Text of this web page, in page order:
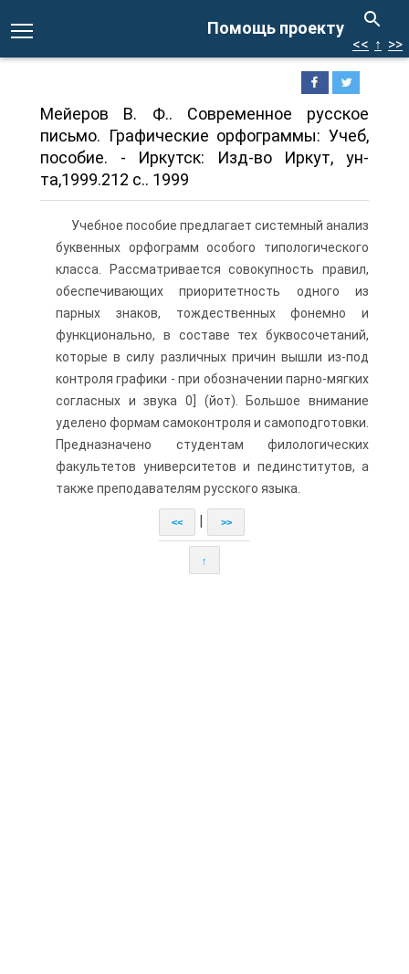
Помощь проекту
<< ↑ >>
Мейеров В. Ф.. Современное русское
письмо. Графические орфограммы: Учеб,
пособие. - Иркутск: Изд-во Иркут, ун-
та,1999.212 с.. 1999
Учебное пособие предлагает системный анализ
буквенных орфограмм особого типологического
класса. Рассматривается совокупность правил,
обеспечивающих приоритетность одного из
парных знаков, тождественных фонемно и
функционально, в составе тех буквосочетаний,
которые в силу различных причин вышли из-под
контроля графики - при обозначении парно-мягких
согласных и звука 0] (йот). Большое внимание
уделено формам самоконтроля и самоподготовки.
Предназначено студентам филологических
факультетов университетов и пединститутов, а
также преподавателям русского языка.
<< >>
↑